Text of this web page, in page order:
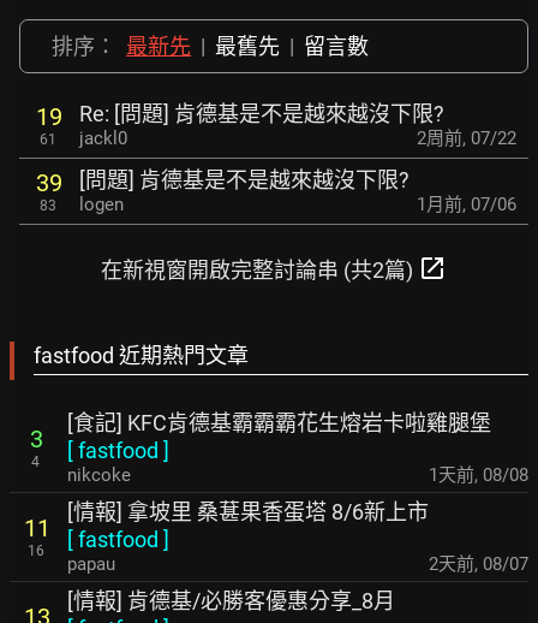
排序： 最新先 | 最舊先 | 留言數
19
61
Re: [問題] 肯德基是不是越來越沒下限?
jackl0 2周前, 07/22
39
83
[問題] 肯德基是不是越來越沒下限?
logen 1月前, 07/06
在新視窗開啟完整討論串 (共2篇) open_in_new
fastfood 近期熱門文章
3
4
[食記] KFC肯德基霸霸霸花生熔岩卡啦雞腿堡
[fastfood ]
nikcoke 1天前, 08/08
11
16
[情報] 拿坡里 桑葚果香蛋塔 8/6新上市
[fastfood ]
papau 2天前, 08/07
13
[情報] 肯德基/必勝客優惠分享_8月